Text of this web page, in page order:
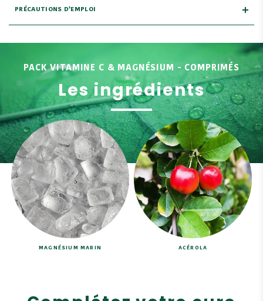
PRÉCAUTIONS D’EMPLOI
PACK VITAMINE C & MAGNÉSIUM - COMPRIMÉS
Les ingrédients
MAGNÉSIUM MARIN ACÉROLA